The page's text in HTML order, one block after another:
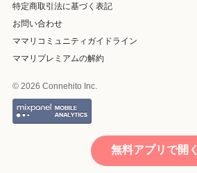
特定商取引法に基づく表記
お問い合わせ
ママリコミュニティガイドライン
ママリプレミアムの解約
© 2026 Connehito Inc.
無料アプリで開く